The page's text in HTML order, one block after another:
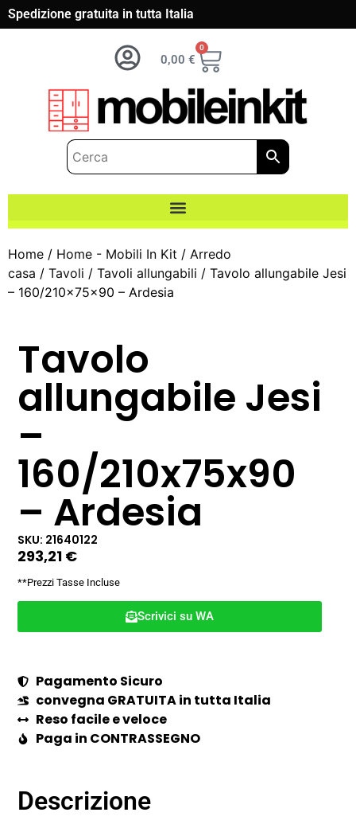
Spedizione gratuita in tutta Italia
0,00 €
0
Home / Home - Mobili In Kit / Arredo
casa / Tavoli / Tavoli allungabili / Tavolo allungabile Jesi
– 160/210x75x90 – Ardesia
Tavolo
allungabile Jesi
–
160/210x75x90
– Ardesia
SKU: 21640122
293,21 €
**Prezzi Tasse Incluse
Scrivici su WA
Pagamento Sicuro
convegna GRATUITA in tutta Italia
Reso facile e veloce
Paga in CONTRASSEGNO
Descrizione